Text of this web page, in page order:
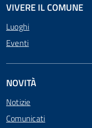
VIVERE IL COMUNE
Luoghi
Eventi
NOVITÀ
Notizie
Comunicati